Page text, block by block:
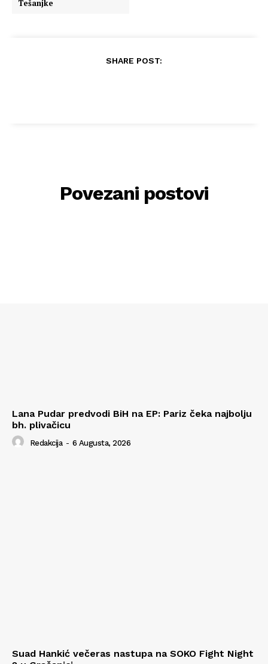
Tešanjke
SHARE POST:
Povezani postovi
Lana Pudar predvodi BiH na EP: Pariz čeka najbolju
bh. plivačicu
Redakcija - 6 Augusta, 2026
Suad Hankić večeras nastupa na SOKO Fight Night